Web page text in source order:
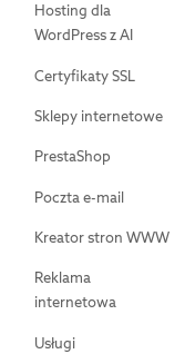
Hosting dla
WordPress z AI
Certyfikaty SSL
Sklepy internetowe
PrestaShop
Poczta e-mail
Kreator stron WWW
Reklama
internetowa
Usługi